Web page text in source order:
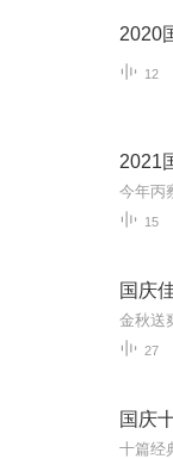
2020
12
2021
15
国庆
27
国庆
十篇经